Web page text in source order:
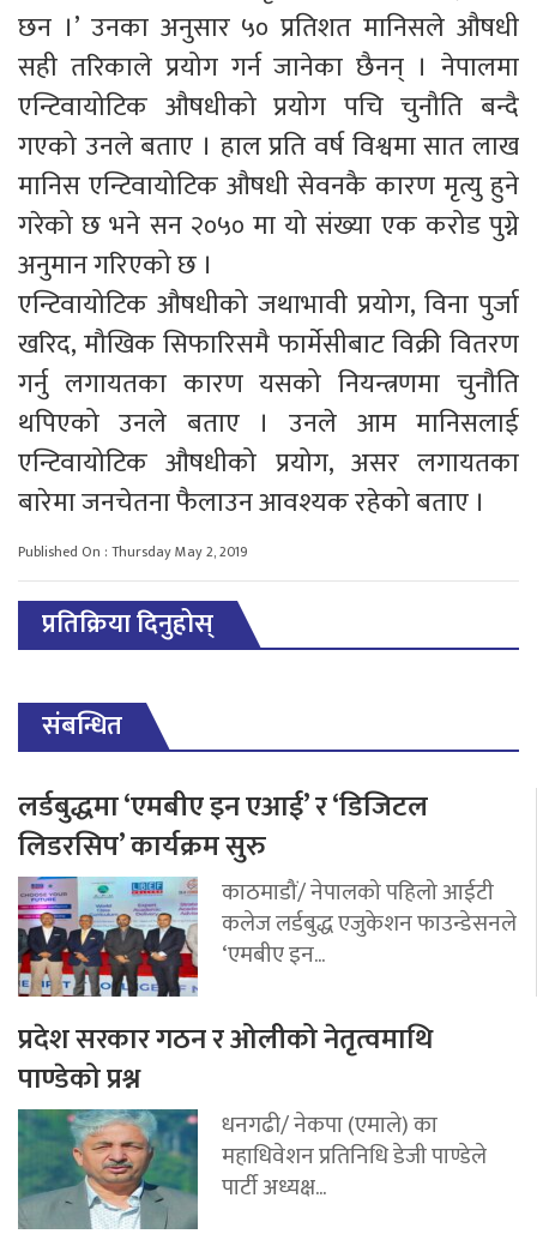
छन ।’ उनका अनुसार ५० प्रतिशत मानिसले औषधी
सही तरिकाले प्रयोग गर्न जानेका छैनन् । नेपालमा
एन्टिवायोटिक औषधीको प्रयोग पचि चुनौति बन्दै
गएको उनले बताए । हाल प्रति वर्ष विश्वमा सात लाख
मानिस एन्टिवायोटिक औषधी सेवनकै कारण मृत्यु हुने
गरेको छ भने सन २०५० मा यो संख्या एक करोड पुग्ने
अनुमान गरिएको छ ।
एन्टिवायोटिक औषधीको जथाभावी प्रयोग, विना पुर्जा
खरिद, मौखिक सिफारिसमै फार्मेसीबाट विक्री वितरण
गर्नु लगायतका कारण यसको नियन्त्रणमा चुनौति
थपिएको उनले बताए । उनले आम मानिसलाई
एन्टिवायोटिक औषधीको प्रयोग, असर लगायतका
बारेमा जनचेतना फैलाउन आवश्यक रहेको बताए ।
Published On : Thursday May 2, 2019
प्रतिक्रिया दिनुहोस्
संबन्धित
लर्डबुद्धमा ‘एमबीए इन एआई’ र ‘डिजिटल
लिडरसिप’ कार्यक्रम सुरु
काठमाडौं/ नेपालको पहिलो आईटी
कलेज लर्डबुद्ध एजुकेशन फाउन्डेसनले
‘एमबीए इन...
प्रदेश सरकार गठन र ओलीको नेतृत्वमाथि
पाण्डेको प्रश्न
धनगढी/ नेकपा (एमाले) का
महाधिवेशन प्रतिनिधि डेजी पाण्डेले
पार्टी अध्यक्ष...